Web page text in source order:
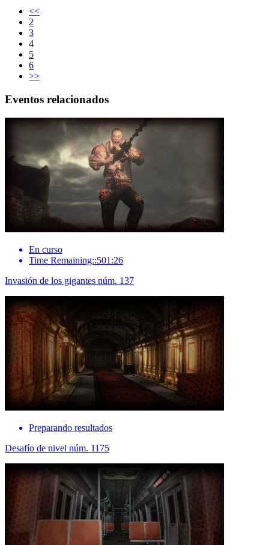
<<
2
3
4
5
6
>>
Eventos relacionados
En curso
Time Remaining::501:26
Invasión de los gigantes núm. 137
Preparando resultados
Desafío de nivel núm. 1175